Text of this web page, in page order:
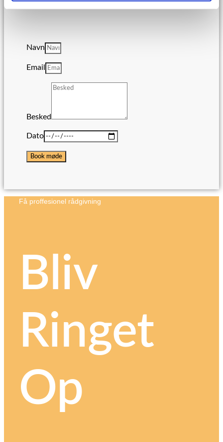
professionel rådgivning af en ekspert.
Navn
Email
Besked
Dato
Book møde
Få proffesionel rådgivning
Bliv
Ringet
Op